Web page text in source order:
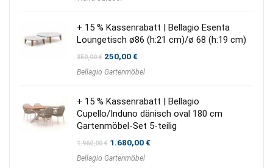
+ 15 % Kassenrabatt | Bellagio Esenta
Loungetisch ø86 (h:21 cm)/ø 68 (h:19 cm)
350,00€ Ursprünglicher
war:
250,00€Aktueller
ist:
Bellagio Gartenmöbel
+ 15 % Kassenrabatt | Bellagio
Cupello/Induno dänisch oval 180 cm
Gartenmöbel-Set 5-teilig
1.960,00€ Ursprünglicher
war:
1.680,00€Aktueller
Bellagio Gartenmöbel